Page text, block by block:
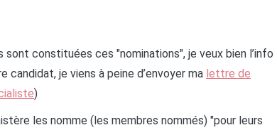
constituées ces "nominations", je veux bien l’info
candidat, je viens à peine d’envoyer ma lettre de
)
les nomme (les membres nommés) "pour leurs